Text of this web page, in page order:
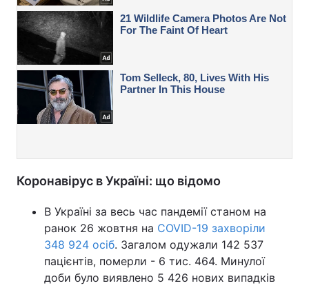
Коронавірус в Україні: що відомо
В Україні за весь час пандемії станом на
ранок 26 жовтня на COVID-19 захворіли
348 924 осіб. Загалом одужали 142 537
пацієнтів, померли - 6 тис. 464. Минулої
доби було виявлено 5 426 нових випадків